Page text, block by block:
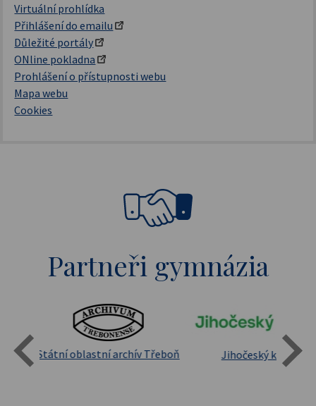
Virtuální prohlídka
Přihlášení do emailu
Důležité portály
ONline pokladna
Prohlášení o přístupnosti webu
Mapa webu
Cookies
Partneři gymnázia
Státní oblastní archív Třeboň Jihočeský kraj